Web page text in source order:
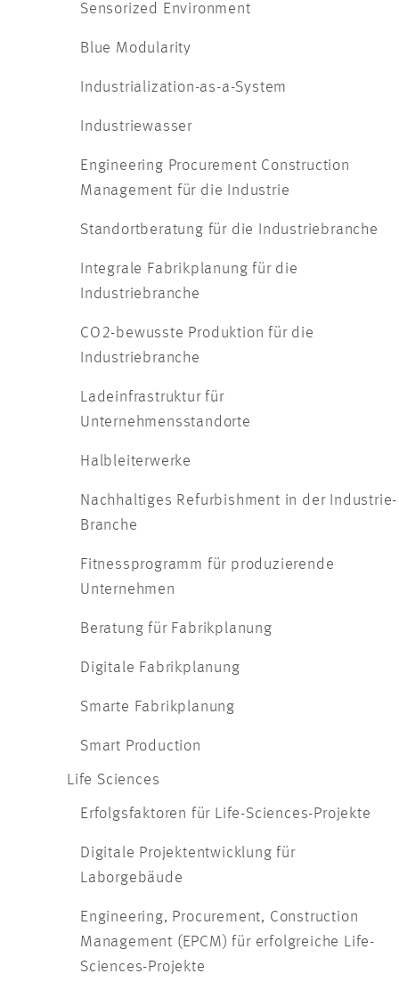
Sensorized Environment
Blue Modularity
Industrialization-as-a-System
Industriewasser
Engineering Procurement Construction
Management für die Industrie
Standortberatung für die Industriebranche
Integrale Fabrikplanung für die
Industriebranche
CO2-bewusste Produktion für die
Industriebranche
Ladeinfrastruktur für
Unternehmensstandorte
Halbleiterwerke
Nachhaltiges Refurbishment in der Industrie-
Branche
Fitnessprogramm für produzierende
Unternehmen
Beratung für Fabrikplanung
Digitale Fabrikplanung
Smarte Fabrikplanung
Smart Production
Life Sciences
Erfolgsfaktoren für Life-Sciences-Projekte
Digitale Projektentwicklung für
Laborgebäude
Engineering, Procurement, Construction
Management (EPCM) für erfolgreiche Life-
Sciences-Projekte